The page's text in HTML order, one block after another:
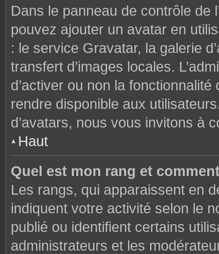
Dans le panneau de contrôle de
pouvez ajouter un avatar en
: le service Gravatar, la galerie
transfert d’images locales.
d’activer ou non la
rendre disponible aux
d’avatars, nous vous invitons à
Haut
Quel est mon rang et
Les rangs, qui apparaissent en
indiquent votre activité selon le
publié ou identifient certains
administrateurs et les